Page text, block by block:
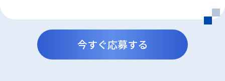
今すぐ応募する